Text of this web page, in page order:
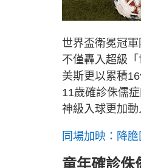
世界盃衛冕冠
不僅轟入超級
美斯更以累積
11歲確診侏儒
神級入球更加動
同場加映：降
童年確診侏